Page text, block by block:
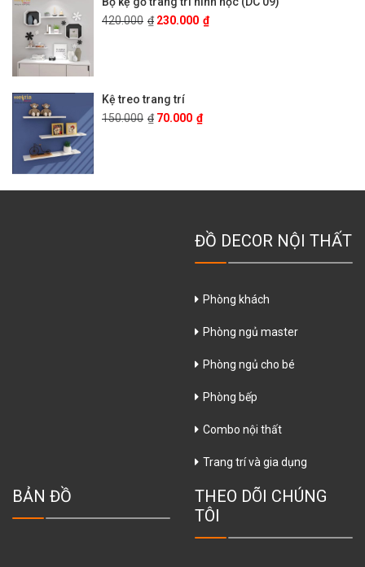
420.000 ₫ 230.000 ₫
Kệ treo trang trí
150.000 ₫ 70.000 ₫
ĐỒ DECOR NỘI THẤT
Phòng khách
Phòng ngủ master
Phòng ngủ cho bé
Phòng bếp
Combo nội thất
Trang trí và gia dụng
BẢN ĐỒ
THEO DÕI CHÚNG
TÔI